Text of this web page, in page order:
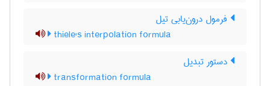
فرمول درون‌یابی تیل
thiele's interpolation formula
دستور تبدیل
transformation formula